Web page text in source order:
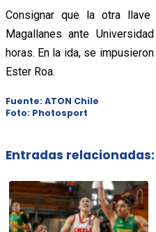
Consignar que la otra
Magallanes ante
horas. En la ida, se
Ester Roa.
Fuente: ATON Chile
Foto: Photosport
Entradas relacionadas: